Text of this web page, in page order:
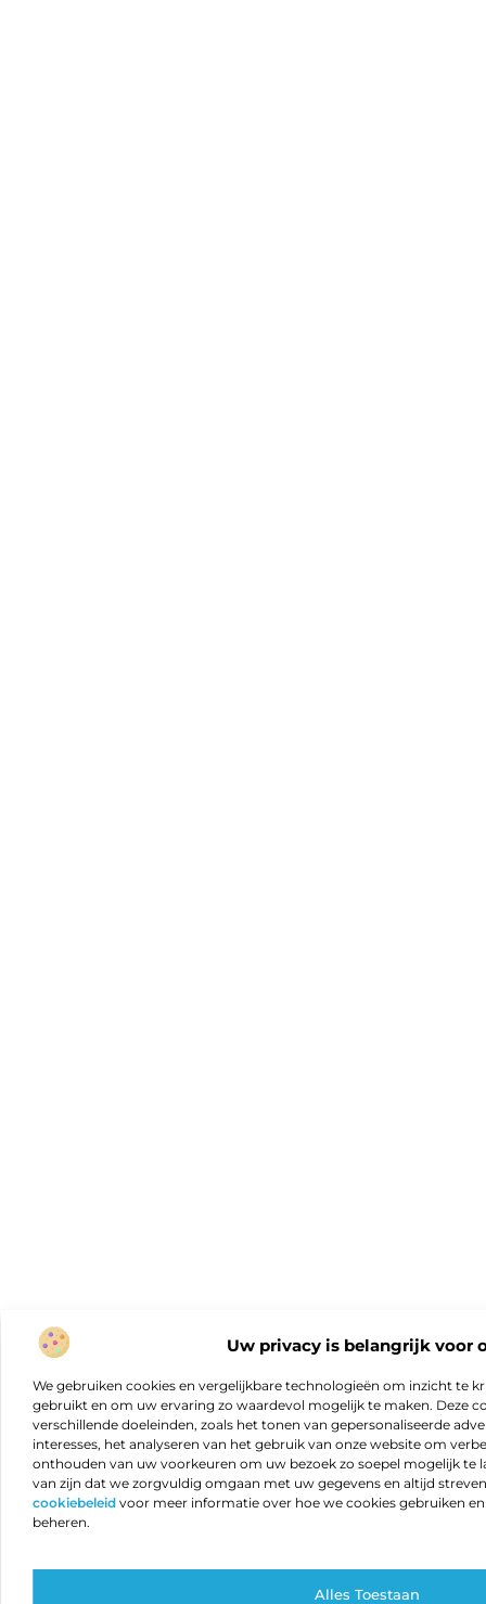
Uw privacy is belangrijk voor
We gebruiken cookies en vergelijkbare technologieën om inzicht te
gebruikt en om uw ervaring zo waardevol mogelijk te maken. Deze
verschillende doeleinden, zoals het tonen van gepersonaliseerde
interesses, het analyseren van het gebruik van onze website om
onthouden van uw voorkeuren om uw bezoek zo soepel mogelijk te
van zijn dat we zorgvuldig omgaan met uw gegevens en altijd
cookiebeleid voor meer informatie over hoe we cookies gebruiken
beheren.
Alles Toestaan